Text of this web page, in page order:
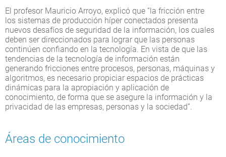
El profesor Mauricio Arroyo, explicó que “la fricción entre
los sistemas de producción híper conectados presenta
nuevos desafíos de seguridad de la información, los cuales
deben ser direccionados para lograr que las personas
continúen confiando en la tecnología. En vista de que las
tendencias de la tecnología de información están
generando fricciones entre procesos, personas, máquinas y
algoritmos, es necesario propiciar espacios de prácticas
dinámicas para la apropiación y aplicación de
conocimiento, de forma que se asegure la información y la
privacidad de las empresas, personas y la sociedad”.
Áreas de conocimiento